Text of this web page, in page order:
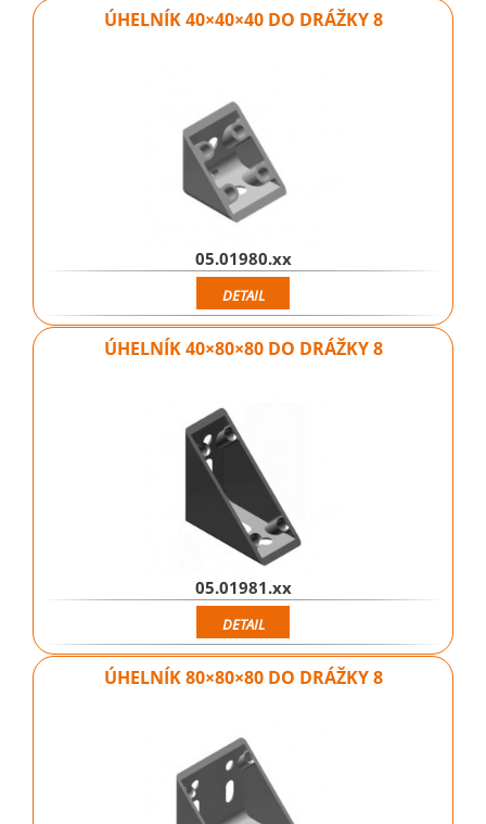
ÚHELNÍK 40×40×40 DO DRÁŽKY 8
05.01980.xx
DETAIL
ÚHELNÍK 40×80×80 DO DRÁŽKY 8
05.01981.xx
DETAIL
ÚHELNÍK 80×80×80 DO DRÁŽKY 8